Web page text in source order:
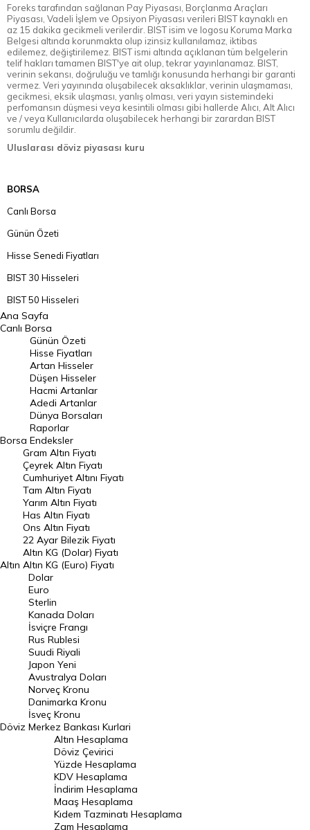
Foreks tarafından sağlanan Pay Piyasası, Borçlanma Araçları
Piyasası, Vadeli İşlem ve Opsiyon Piyasası verileri BIST kaynaklı en
az 15 dakika gecikmeli verilerdir. BIST isim ve logosu Koruma Marka
Belgesi altında korunmakta olup izinsiz kullanılamaz, iktibas
edilemez, değiştirilemez. BIST ismi altında açıklanan tüm belgelerin
telif hakları tamamen BIST'ye ait olup, tekrar yayınlanamaz. BIST,
verinin sekansı, doğruluğu ve tamlığı konusunda herhangi bir garanti
vermez. Veri yayınında oluşabilecek aksaklıklar, verinin ulaşmaması,
gecikmesi, eksik ulaşması, yanlış olması, veri yayın sistemindeki
perfomansın düşmesi veya kesintili olması gibi hallerde Alıcı, Alt Alıcı
ve / veya Kullanıcılarda oluşabilecek herhangi bir zarardan BIST
sorumlu değildir.
Uluslarası döviz piyasası kuru
BORSA
Canlı Borsa
Günün Özeti
Hisse Senedi Fiyatları
BIST 30 Hisseleri
BIST 50 Hisseleri
BIST 100 Hisseleri
En Çok Artan Hisseler
En Çok Düşen Hisseler
Hacmi Artanlar
Geçmiş Kapanışlar
Dünya Borsaları
Raporlar
Endeksler
DÖVİZ
Döviz Kuru
Dolar Kuru
Euro Kuru
Pound Kuru
Frank Kuru
Riyal Kuru
Avustralya Doları
Danimarka Kronu Kuru
Kanada Doları Kuru
Norveç Kronu Kuru
İsveç Kronu Kuru
Japon Yeni Kuru
Serbest Piyasa Döviz Kurları
Merkez Bankası Döviz Kurları
Ana Sayfa
Canlı Borsa
Borsa
Günün Özeti
Hisse Fiyatları
Artan Hisseler
Düşen Hisseler
Hacmi Artanlar
Adedi Artanlar
Dünya Borsaları
Raporlar
Endeksler
Altın
Gram Altın Fiyatı
Çeyrek Altın Fiyatı
Cumhuriyet Altını Fiyatı
Tam Altın Fiyatı
Yarım Altın Fiyatı
Has Altın Fiyatı
Ons Altın Fiyatı
22 Ayar Bilezik Fiyatı
Altın KG (Dolar) Fiyatı
Altın KG (Euro) Fiyatı
Döviz
Dolar
Euro
Sterlin
Kanada Doları
İsviçre Frangı
Rus Rublesi
Suudi Riyali
Japon Yeni
Avustralya Doları
Norveç Kronu
Danimarka Kronu
İsveç Kronu
Merkez Bankası Kurlari
Altın Hesaplama
Döviz Çevirici
Yüzde Hesaplama
KDV Hesaplama
İndirim Hesaplama
Maaş Hesaplama
Kıdem Tazminatı Hesaplama
Zam Hesaplama